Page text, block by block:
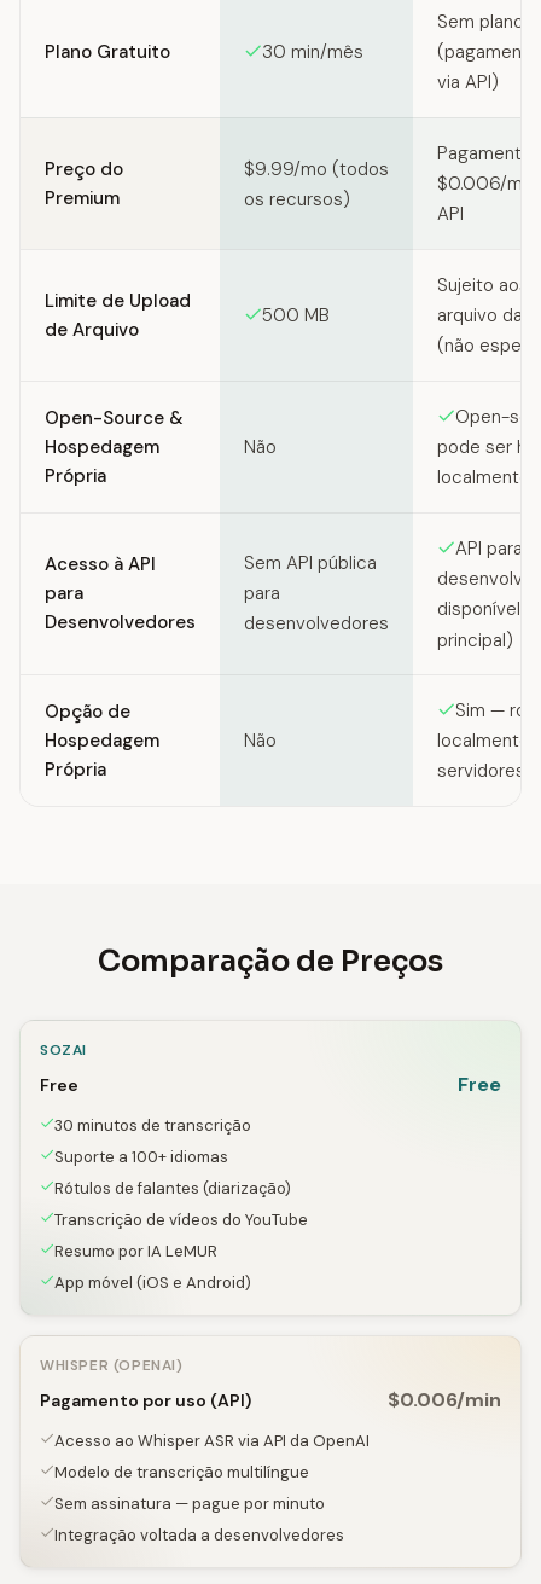
Plano Gratuito 30 min/mês
Sem plano
via API)
Preço do
Premium
$9.99/mo (todos
os recursos)
Pagamento
$0.006/min
API
Limite de Upload
de Arquivo
500 MB
Sujeito aos
arquivo da
(não
Open-Source &
Hospedagem
Própria
Não
Open-
pode ser
localmente
Acesso à API
para
Desenvolvedores
Sem API pública
para
desenvolvedores
API para
disponível
principal)
Opção de
Hospedagem
Própria
Não
Sim —
localmente
servidores
Comparação de Preços
SOZAI
Free Free
30 minutos de transcrição
Suporte a 100+ idiomas
Rótulos de falantes (diarização)
Transcrição de vídeos do YouTube
Resumo por IA LeMUR
App móvel (iOS e Android)
WHISPER (OPENAI)
Pagamento por uso (API) $0.006/min
Acesso ao Whisper ASR via API da OpenAI
Modelo de transcrição multilíngue
Sem assinatura — pague por minuto
Integração voltada a desenvolvedores